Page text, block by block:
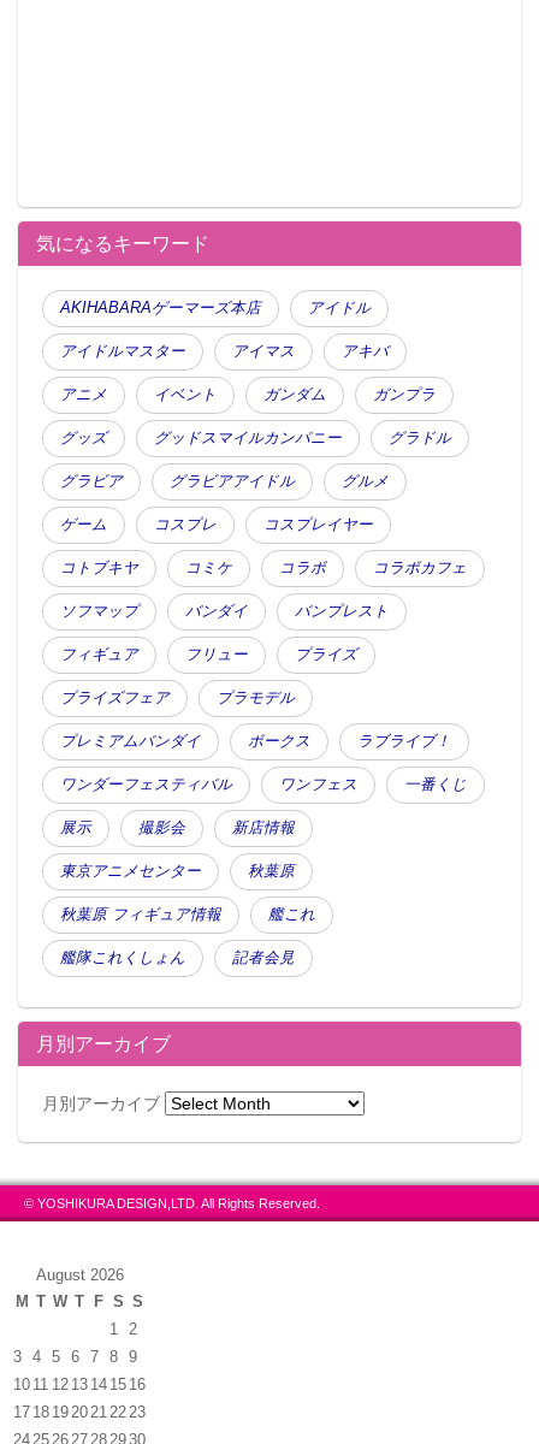
気になるキーワード
AKIHABARAゲーマーズ本店 アイドル
アイドルマスター アイマス アキバ
アニメ イベント ガンダム ガンプラ
グッズ グッドスマイルカンパニー グラドル
グラビア グラビアアイドル グルメ
ゲーム コスプレ コスプレイヤー
コトブキヤ コミケ コラボ コラボカフェ
ソフマップ バンダイ バンプレスト
フィギュア フリュー プライズ
プライズフェア プラモデル
プレミアムバンダイ ボークス ラブライブ！
ワンダーフェスティバル ワンフェス 一番くじ
展示 撮影会 新店情報
東京アニメセンター 秋葉原
秋葉原 フィギュア情報 艦これ
艦隊これくしょん 記者会見
月別アーカイブ
月別アーカイブ
© YOSHIKURA DESIGN,LTD. All Rights Reserved.
August 2026
M T W T F S S
1
2
3
4 5 6 7 8
9
10 11 12 13 14 15 16
17 18 19 20 21 22 23
24 25 26 27 28 2930